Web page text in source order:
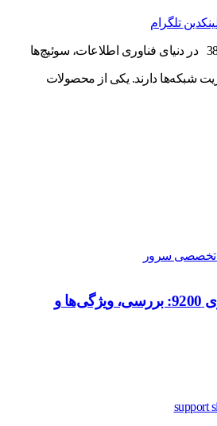
تلگرام
بررسی سوئیچ‌های سری 3850 در دنیای فناوری اطلاعات، سوئیچ‌ها
شبکه‌ها دارند. یکی از محصولات
تخصصی سرور
سوئیچ‌های سیسکو سری 9200: بررسی، ویژگی‌ها و
support